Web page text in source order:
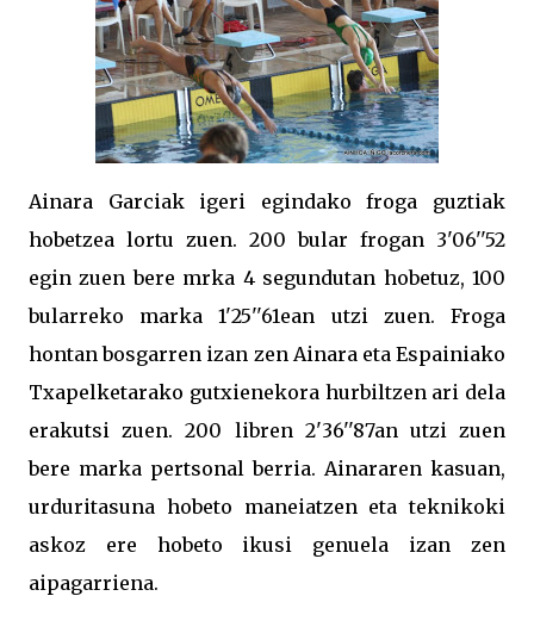
Ainara Garciak igeri egindako froga guztiak
hobetzea lortu zuen. 200 bular frogan 3'06''52
egin zuen bere mrka 4 segundutan hobetuz, 100
bularreko marka 1'25''61ean utzi zuen. Froga
hontan bosgarren izan zen Ainara eta Espainiako
Txapelketarako gutxienekora hurbiltzen ari dela
erakutsi zuen. 200 libren 2'36''87an utzi zuen
bere marka pertsonal berria. Ainararen kasuan,
urduritasuna hobeto maneiatzen eta teknikoki
askoz ere hobeto ikusi genuela izan zen
aipagarriena.